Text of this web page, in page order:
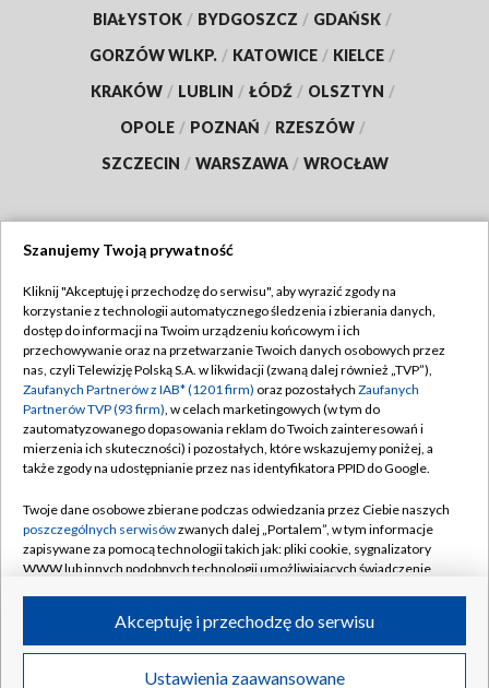
BIAŁYSTOK / BYDGOSZCZ / GDAŃSK /
GORZÓW WLKP. / KATOWICE / KIELCE /
KRAKÓW / LUBLIN / ŁÓDŹ / OLSZTYN /
OPOLE / POZNAŃ / RZESZÓW /
SZCZECIN / WARSZAWA / WROCŁAW
TVP
Abonament TVP
Emisja w TVP
Centrum informacji TVP
Naziemna Telewizja Cyfrowa
Rada Programowa
System NOS
Informacje o nadawcy
Program dla prasy
Regulamin TVP
Polityka prywatności
Moje zgody
Pomoc
Kontakt
Kanały
©2026 Telewizja Polska S.A. w likwidacji
Szanujemy Twoją prywatność
Kliknij "Akceptuję i przechodzę do serwisu", aby wyrazić zgody na
korzystanie z technologii automatycznego śledzenia i zbierania danych,
dostęp do informacji na Twoim urządzeniu końcowym i ich
przechowywanie oraz na przetwarzanie Twoich danych osobowych przez
nas, czyli Telewizję Polską S.A. w likwidacji (zwaną dalej również „TVP”),
Zaufanych Partnerów z IAB* (1201 firm) oraz pozostałych Zaufanych
Partnerów TVP (93 firm), w celach marketingowych (w tym do
zautomatyzowanego dopasowania reklam do Twoich zainteresowań i
mierzenia ich skuteczności) i pozostałych, które wskazujemy poniżej, a
także zgody na udostępnianie przez nas identyfikatora PPID do Google.
Twoje dane osobowe zbierane podczas odwiedzania przez Ciebie naszych
poszczególnych serwisówzwanych dalej „Portalem”, w tym informacje
zapisywane za pomocą technologii takich jak: pliki cookie, sygnalizatory
WWW lub innych podobnych technologii umożliwiających świadczenie
ruchu w Internecie.
Twoje dane osobowe zbierane podczas odwiedzania przez Ciebie
Ustawienia zaawansowane
Akceptuję i przechodzę do serwisu